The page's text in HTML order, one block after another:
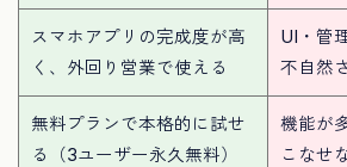
スマホアプリの完成度が高
く、外回り営業で使える
UI・管
不自然
無料プランで本格的に試せ
る（3ユーザー永久無料）
機能が
こなせ